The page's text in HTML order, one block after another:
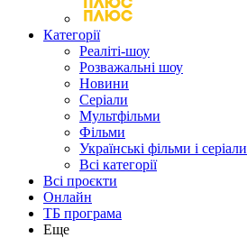
Категорії
Реаліті-шоу
Розважальні шоу
Новини
Серіали
Мультфільми
Фільми
Українські фільми і серіали
Всі категорії
Всі проєкти
Онлайн
ТБ програма
Еще